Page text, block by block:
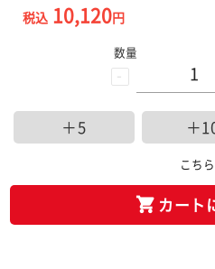
税込10,120円
-
数量
＋5 ＋
こち
カート